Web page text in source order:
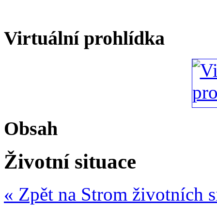
Virtuální prohlídka
Obsah
Životní situace
« Zpět na Strom životních